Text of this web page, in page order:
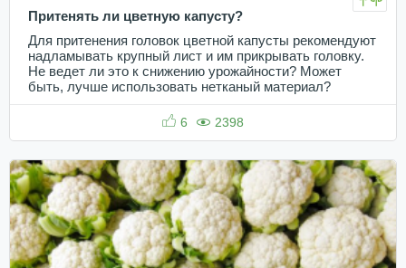
Притенять ли цветную капусту?
Для притенения головок цветной капусты рекомендуют
надламывать крупный лист и им прикрывать головку.
Не ведет ли это к снижению урожайности? Может
быть, лучше использовать нетканый материал?
6 2398